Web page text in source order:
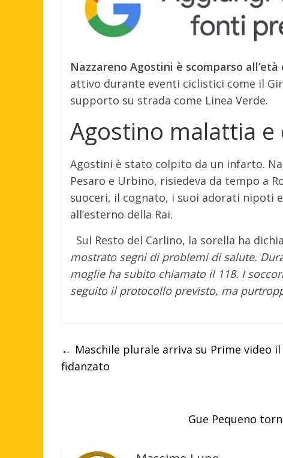
Nazzareno Agostini è scomparso all’età
attivo durante eventi ciclistici come il
supporto su strada come Linea Verde.
Agostino malattia e
Agostini è stato colpito da un infarto.
Pesaro e Urbino, risiedeva da tempo a
suoceri, il cognato, i suoi adorati nipoti
all’esterno della Rai.
Sul Resto del Carlino, la sorella ha
mostrato segni di problemi di salute.
moglie ha subito chiamato il 118. I
seguito il protocollo previsto, ma
← Maschile plurale arriva su Prime video
fidanzato
Gue Pequeno